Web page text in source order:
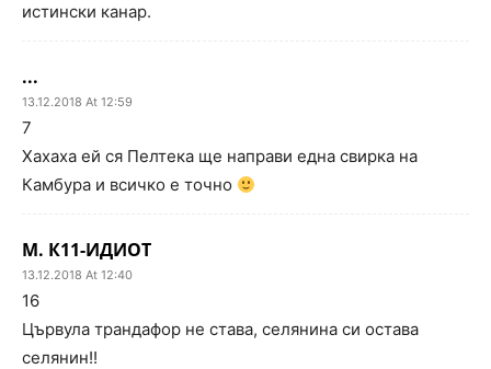
истински канар.
...
13.12.2018 At 12:59
7
Хахаха ей ся Пелтека ще направи една свирка на
Камбура и всичко е точно
М. К11-ИДИОТ
13.12.2018 At 12:40
16
Цървула трандафор не става, селянина си остава
селянин!!